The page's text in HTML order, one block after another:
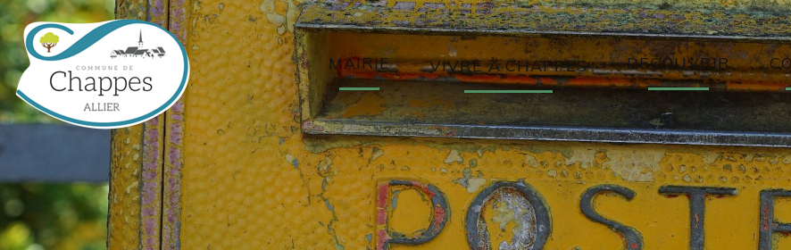
MAIRIE VIVRE À CHAPPES DÉCOUVRIR